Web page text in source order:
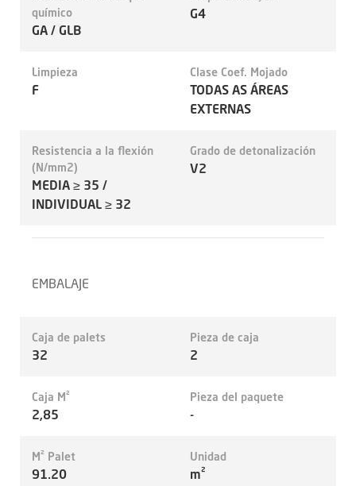
químico
GA / GLB
G4
Limpieza
F
Clase Coef. Mojado
TODAS AS ÁREAS
EXTERNAS
Resistencia a la flexión
(N/mm2)
MEDIA ≥ 35 /
INDIVIDUAL ≥ 32
Grado de detonalización
V2
EMBALAJE
Caja de palets
32
Pieza de caja
2
Caja M²
2,85
Pieza del paquete
-
M² Palet
91.20
Unidad
m²